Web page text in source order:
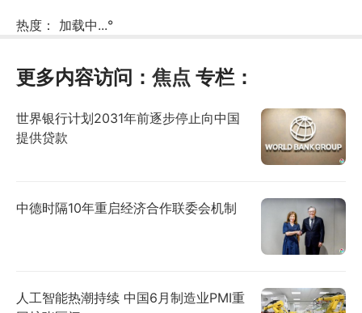
热度： 加载中...°
更多内容访问： 焦点 专栏：
世界银行计划2031年前逐步停止向中国
提供贷款
中德时隔10年重启经济合作联委会机制
人工智能热潮持续 中国6月制造业PMI重